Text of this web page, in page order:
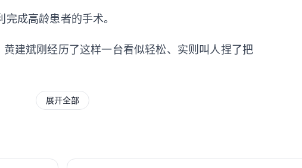
完成高龄患者的手术。
黄建斌刚经历了这样一台看似轻松、实则叫人捏了把
感染、肾积水就诊。还带着慢性心衰、高血压3级、
加消化道出血恢复期。十几种病缠在一起，心肺功
展开全部